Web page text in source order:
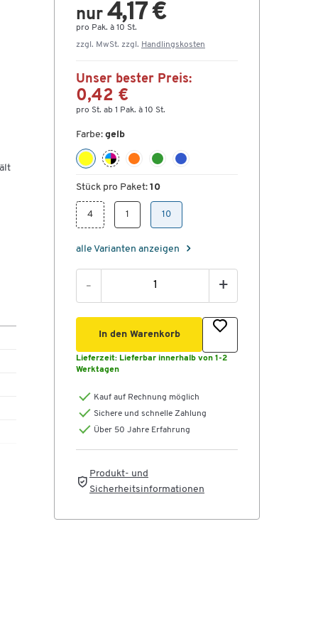
nur 4,17 €
pro Pak. à 10 St.
zzgl. MwSt. zzgl. Handlingskosten
Unser bester Preis:
0,42 €
pro St. ab 1 Pak. à 10 St.
Farbe: gelb
Stück pro Paket: 10
4 1 10
alle Varianten anzeigen
- +
In den Warenkorb
Lieferzeit: Lieferbar innerhalb von 1-2
Werktagen
Kauf auf Rechnung möglich
Sichere und schnelle Zahlung
Über 50 Jahre Erfahrung
Produkt- und
Sicherheitsinformationen